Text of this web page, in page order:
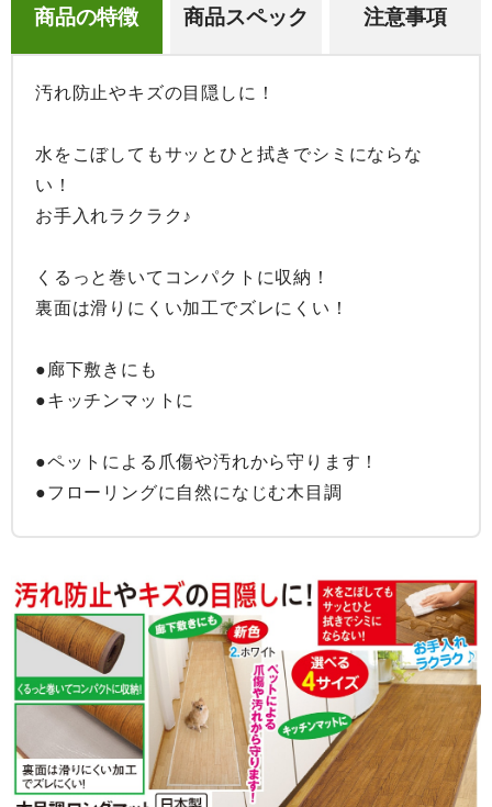
商品の特徴 商品スペック 注意事項
汚れ防止やキズの目隠しに！
水をこぼしてもサッとひと拭きでシミにならな
い！
お手入れラクラク♪
くるっと巻いてコンパクトに収納！
裏面は滑りにくい加工でズレにくい！
●廊下敷きにも
●キッチンマットに
●ペットによる爪傷や汚れから守ります！
●フローリングに自然になじむ木目調